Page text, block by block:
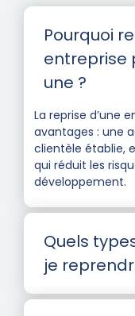
Pourquoi
entreprise
une ?
La reprise d’une
avantages : une
clientèle établie,
qui réduit les
développement.
Quels
je